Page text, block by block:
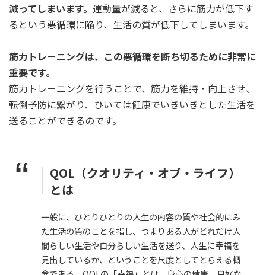
減ってしまいます。 運動量が減ると、さらに筋力が低下す
るという悪循環に陥り、生活の質が低下してしまいます。
筋力トレーニングは、この悪循環を断ち切るために非常に
重要です。
筋力トレーニングを行うことで、筋力を維持・向上させ、
転倒予防に繋がり、ひいては健康でいきいきとした生活を
送ることができるのです。
QOL（クオリティ・オブ・ライフ）
とは
一般に、ひとりひとりの人生の内容の質や社会的にみ
た生活の質のことを指し、つまりある人がどれだけ人
間らしい生活や自分らしい生活を送り、人生に幸福を
見出しているか、ということを尺度としてとらえる概